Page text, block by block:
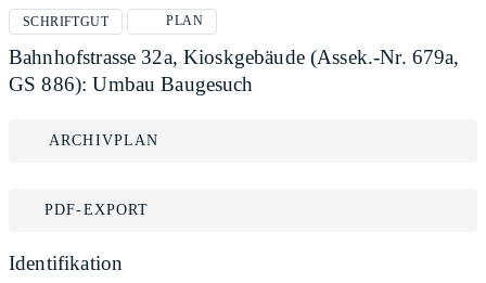
SCHRIFTGUT PLAN
Bahnhofstrasse 32a, Kioskgebäude (Assek.-Nr. 679a,
GS 886): Umbau Baugesuch
ARCHIVPLAN
PDF-EXPORT
Identifikation